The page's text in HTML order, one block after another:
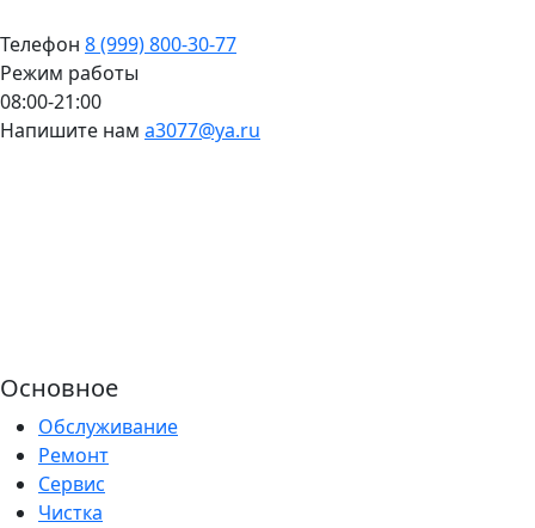
Телефон 8 (999) 800-30-77
Режим работы
08:00-21:00
Напишите нам a3077@ya.ru
Основное
Обслуживание
Ремонт
Сервис
Чистка